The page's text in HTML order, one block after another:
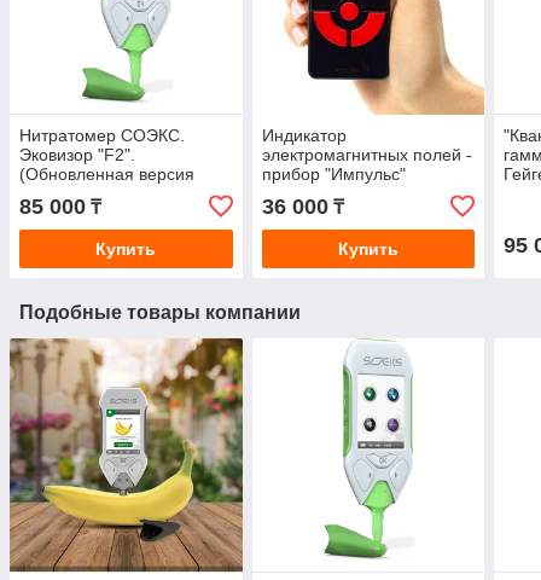
Нитратомер СОЭКС.
Эковизор "F2".
(Обновленная версия
85 000 ₸
Купить
Индикатор
электромагнитных полей -
прибор "Импульс"
36 000₸
Купить 95
Подобные товары компании